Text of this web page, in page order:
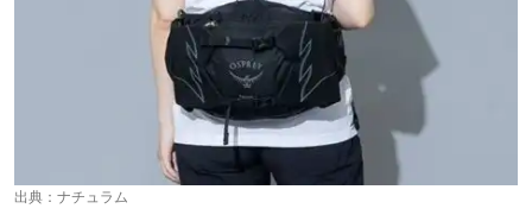
出典： ナチュラム